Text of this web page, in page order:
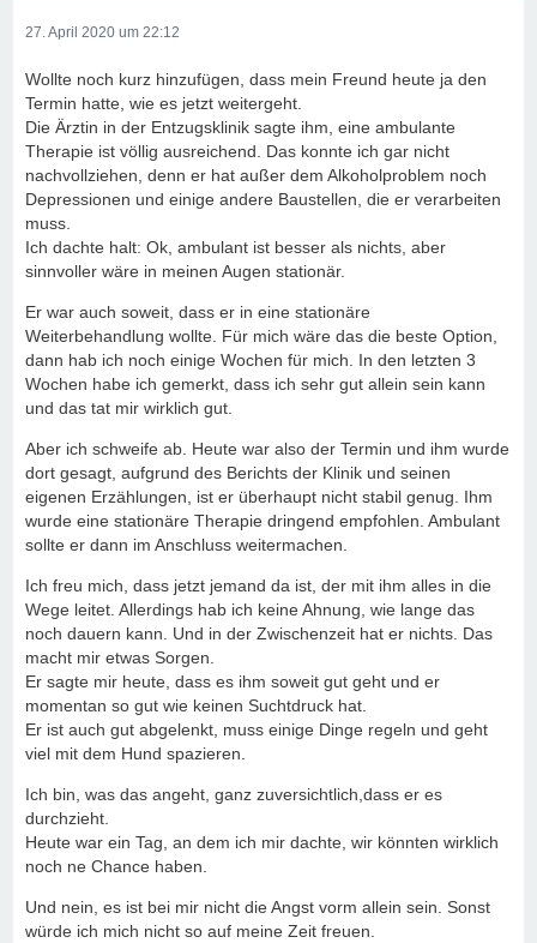
27. April 2020 um 22:12
Wollte noch kurz hinzufügen, dass mein Freund heute ja den
Termin hatte, wie es jetzt weitergeht.
Die Ärztin in der Entzugsklinik sagte ihm, eine ambulante
Therapie ist völlig ausreichend. Das konnte ich gar nicht
nachvollziehen, denn er hat außer dem Alkoholproblem noch
Depressionen und einige andere Baustellen, die er verarbeiten
muss.
Ich dachte halt: Ok, ambulant ist besser als nichts, aber
sinnvoller wäre in meinen Augen stationär.
Er war auch soweit, dass er in eine stationäre
Weiterbehandlung wollte. Für mich wäre das die beste Option,
dann hab ich noch einige Wochen für mich. In den letzten 3
Wochen habe ich gemerkt, dass ich sehr gut allein sein kann
und das tat mir wirklich gut.
Aber ich schweife ab. Heute war also der Termin und ihm wurde
dort gesagt, aufgrund des Berichts der Klinik und seinen
eigenen Erzählungen, ist er überhaupt nicht stabil genug. Ihm
wurde eine stationäre Therapie dringend empfohlen. Ambulant
sollte er dann im Anschluss weitermachen.
Ich freu mich, dass jetzt jemand da ist, der mit ihm alles in die
Wege leitet. Allerdings hab ich keine Ahnung, wie lange das
noch dauern kann. Und in der Zwischenzeit hat er nichts. Das
macht mir etwas Sorgen.
Er sagte mir heute, dass es ihm soweit gut geht und er
momentan so gut wie keinen Suchtdruck hat.
Er ist auch gut abgelenkt, muss einige Dinge regeln und geht
viel mit dem Hund spazieren.
Ich bin, was das angeht, ganz zuversichtlich,dass er es
durchzieht.
Heute war ein Tag, an dem ich mir dachte, wir könnten wirklich
noch ne Chance haben.
Und nein, es ist bei mir nicht die Angst vorm allein sein. Sonst
würde ich mich nicht so auf meine Zeit freuen.